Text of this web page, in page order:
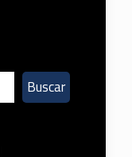
Buscar